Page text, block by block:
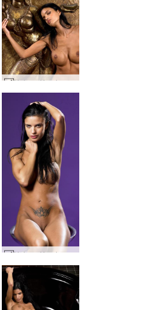
Helena Karel ruh ruhu #45
Helena Karel mor pus #47